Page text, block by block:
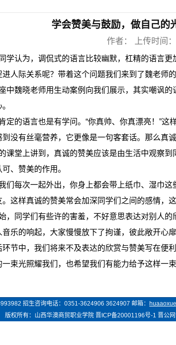
学会赞美与鼓励，做自己
作者： 上传时间
学认为，调侃式的语言比较幽默，杠精的语言
进人际关系呢？带着这个问题我们来到了魏老师的
中魏晓老师用生动案例向我们展示，其实嘲讽
定的语言也是有学问。 “你真帅、你真漂亮！”这
到没有丝毫营养，它更像是一句客套话。那么真
课堂上讲到，真诚的赞美应该是由生活中观察
、赞美的作用。
们每次一起外出，你身上都会带上纸巾、湿巾
这样真诚的赞美常会加深同学们之间的感情，
，同学们有些许的害羞，不好意思表达对别人
音乐的响起，大家慢慢放下了拘谨，彼此敞开心
环节中，我们将来不及表达的欣赏与赞美写在便
一束光照耀我们，也希望我们有能力给予这样一束
招生咨询电话： 0351-3624906 3624907 邮箱：
版权所有：
山西华澳商贸职业学院 晋ICP备20001196号-1 晋公